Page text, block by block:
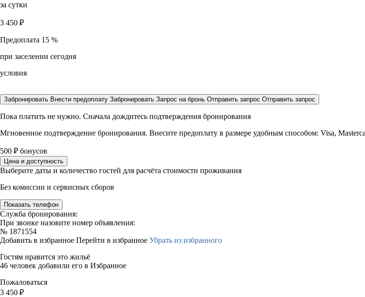
за сутки
3 450 ₽
Предоплата 15 %
при заселении сегодня
условия
Забронировать Внести предоплату Забронировать Запрос на бронь Отправить запрос Отправить запрос
Пока платить не нужно. Сначала дождитесь подтверждения бронирования
Мгновенное подтверждение бронирования. Внесите предоплату в размере удобным способом: Visa,
500 ₽ бонусов
Цена и доступность
Выберите даты и количество гостей для расчёта стоимости проживания
Без комиссии и сервисных сборов
Показать телефон
Служба бронирования:
При звонке назовите номер объявления:
№ 1871554
Добавить в избранное Перейти в избранное Убрать из избранного
Гостям нравится это жильё
46 человек добавили его в Избранное
Пожаловаться
3 450 ₽